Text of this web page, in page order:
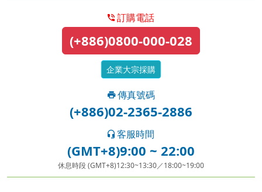
訂購電話
(+886)0800-000-028
企業大宗採購
傳真號碼
(+886)02-2365-2886
客服時間
(GMT+8)9:00 ~ 22:00
休息時段 (GMT+8)12:30~13:30／18:00~19:00